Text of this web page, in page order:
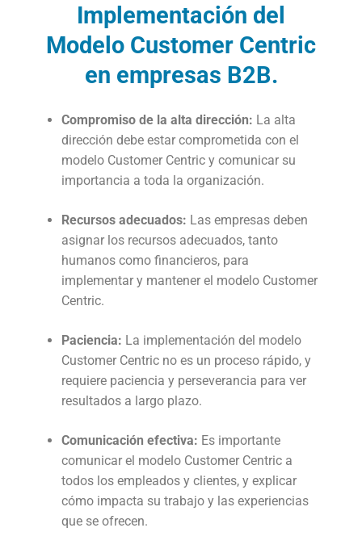
Implementación del
Modelo Customer Centric
en empresas B2B.
Compromiso de la alta dirección: La alta
dirección debe estar comprometida con el
modelo Customer Centric y comunicar su
importancia a toda la organización.
Recursos adecuados: Las empresas deben
asignar los recursos adecuados, tanto
humanos como financieros, para
implementar y mantener el modelo Customer
Centric.
Paciencia: La implementación del modelo
Customer Centric no es un proceso rápido, y
requiere paciencia y perseverancia para ver
resultados a largo plazo.
Comunicación efectiva: Es importante
comunicar el modelo Customer Centric a
todos los empleados y clientes, y explicar
cómo impacta su trabajo y las experiencias
que se ofrecen.